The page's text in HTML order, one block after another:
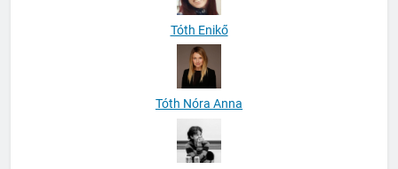
Tóth Enikő
Tóth Nóra Anna